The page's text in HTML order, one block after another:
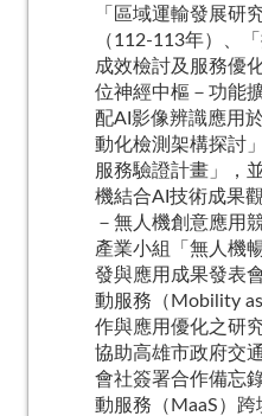
「區域運輸發展研
（112-113年）、
成效檢討及服務優
位神經中樞－功能
配AI影像辨識應用
動化檢測架構探討
服務驗證計畫」，
機結合AI技術成果
－無人機創意應用
產業小組「無人機
發與應用成果發表
動服務（Mobility
作與應用優化之研
協助高雄市政府交
會社簽署合作備忘
動服務（MaaS）跨